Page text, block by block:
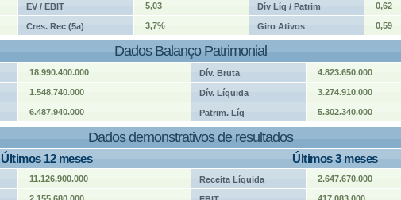
EV / EBIT 5,03 Dív Líq / Patrim 0,62
Cres. Rec (5a) 3,7% Giro Ativos 0,59
Dados Balanço Patrimonial
18.990.400.000 Dív. Bruta 4.823.650.000
1.548.740.000 Dív. Líquida 3.274.910.000
6.487.940.000 Patrim. Líq 5.302.340.000
Dados demonstrativos de resultados
Últimos 12 meses Últimos 3 meses
11.126.900.000 Receita Líquida 2.647.670.000